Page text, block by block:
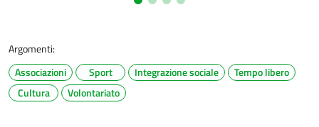
Argomenti:
Associazioni
Sport Integrazione sociale
Tempo libero
Cultura
Volontariato